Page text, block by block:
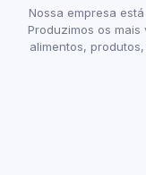
Nossa empresa
Produzimos os
alimentos,